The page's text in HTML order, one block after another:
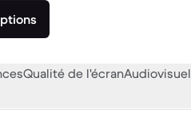
Qualité de l'écranAudiovisuel